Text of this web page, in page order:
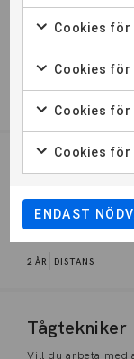
byggs många nya
Det är där...
DISTANS
Som Markingenjör
nyckelroll i att
lösningar f...
2 ÅR DISTANS
Tågtekniker
Vill du arbeta med
Cookies
Cookies för
Cookies för
Cookies för
ENDAST